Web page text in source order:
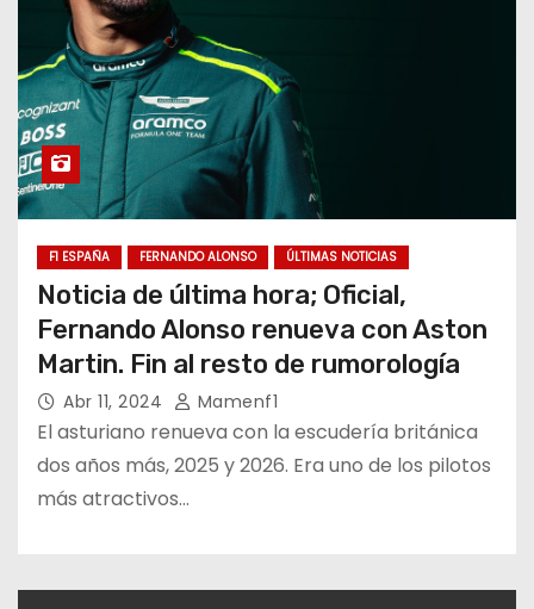
F1 ESPAÑA FERNANDO ALONSO ÚLTIMAS NOTICIAS
Noticia de última hora; Oficial,
Fernando Alonso renueva con Aston
Martin. Fin al resto de rumorología
Abr 11, 2024 Mamenf1
El asturiano renueva con la escudería británica
dos años más, 2025 y 2026. Era uno de los pilotos
más atractivos…